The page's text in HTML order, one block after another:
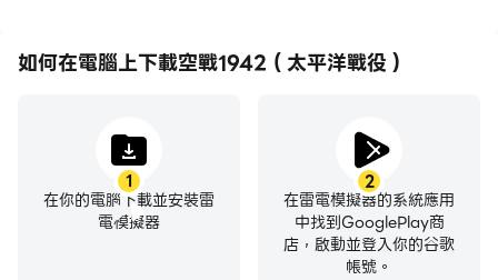
如何在電腦上下載空戰1942（太平洋戰役）
1
在你的電腦下載並安裝雷
電模擬器
2
在雷電模擬器的系統應用
中找到GooglePlay商
店，啟動並登入你的谷歌
帳號。